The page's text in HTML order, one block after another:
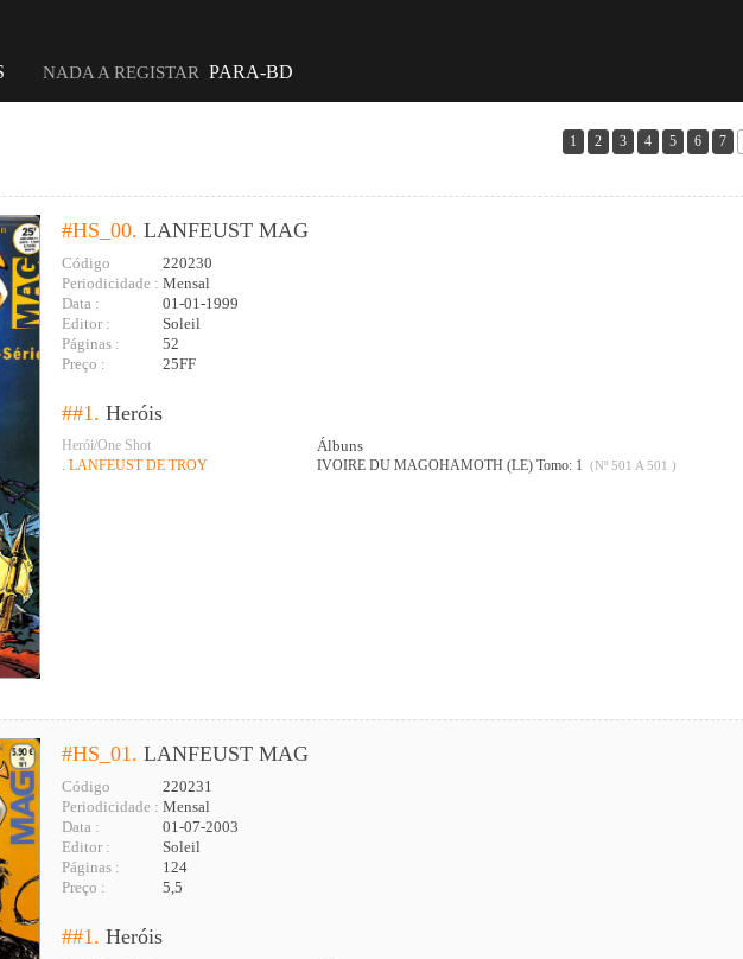
NADA A REGISTAR PARA-BD
1 2 3 4 5 6 7
#HS_00. LANFEUST MAG
Código
220230
Periodicidade : Mensal
Data :
01-01-1999
Editor :
Soleil
Páginas :
52
Preço :
25FF
##1. Heróis
Herói/One Shot Álbuns
. LANFEUST DE TROY IVOIRE DU MAGOHAMOTH (LE) Tomo: 1 (Nº 501 A 501 )
#HS_01. LANFEUST MAG
Código
220231
Periodicidade : Mensal
Data :
01-07-2003
Editor :
Soleil
Páginas :
124
Preço :
5,5
##1. Heróis